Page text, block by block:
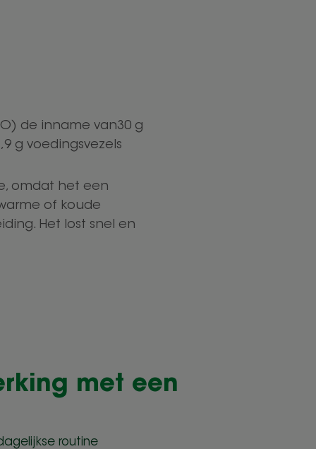
de inname van30 g
g voedingsvezels
omdat het een
of koude
Het lost snel en
met een
routine